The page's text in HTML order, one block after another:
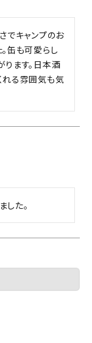
でキャンプのお
缶も可愛らし
ます。日本酒
れる雰囲気も気
た。